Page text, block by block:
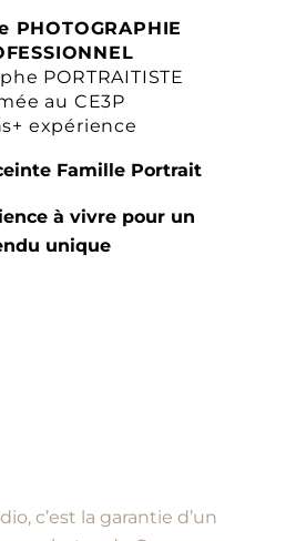
PHOTOGRAPHIE
PORTRAITISTE
au CE3P
expérience
Famille Portrait
à vivre pour un
unique
c’est la garantie d’un